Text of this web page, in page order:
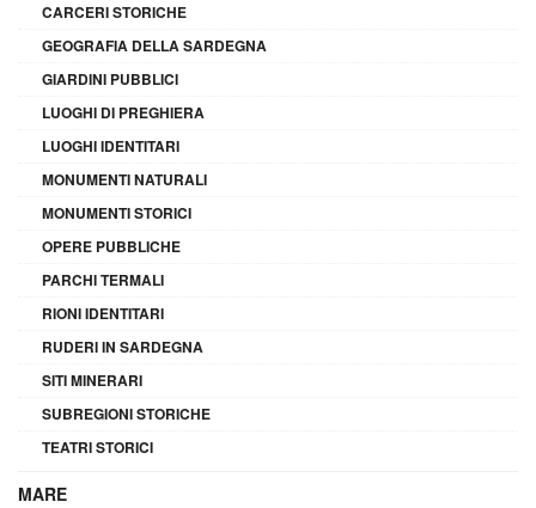
CARCERI STORICHE
GEOGRAFIA DELLA SARDEGNA
GIARDINI PUBBLICI
LUOGHI DI PREGHIERA
LUOGHI IDENTITARI
MONUMENTI NATURALI
MONUMENTI STORICI
OPERE PUBBLICHE
PARCHI TERMALI
RIONI IDENTITARI
RUDERI IN SARDEGNA
SITI MINERARI
SUBREGIONI STORICHE
TEATRI STORICI
MARE